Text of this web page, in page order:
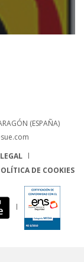
(ESPAÑA)
DE COOKIES